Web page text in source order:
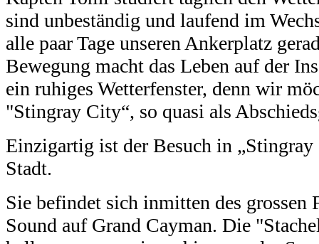
sind unbeständig und laufend im
alle paar Tage unseren Ankerplatz
Bewegung macht das Leben auf der
ein ruhiges Wetterfenster, denn wir
"Stingray City“, so quasi als
Einzigartig ist der Besuch in
Stadt.
Sie befindet sich inmitten des grossen
Sound auf Grand Cayman. Die